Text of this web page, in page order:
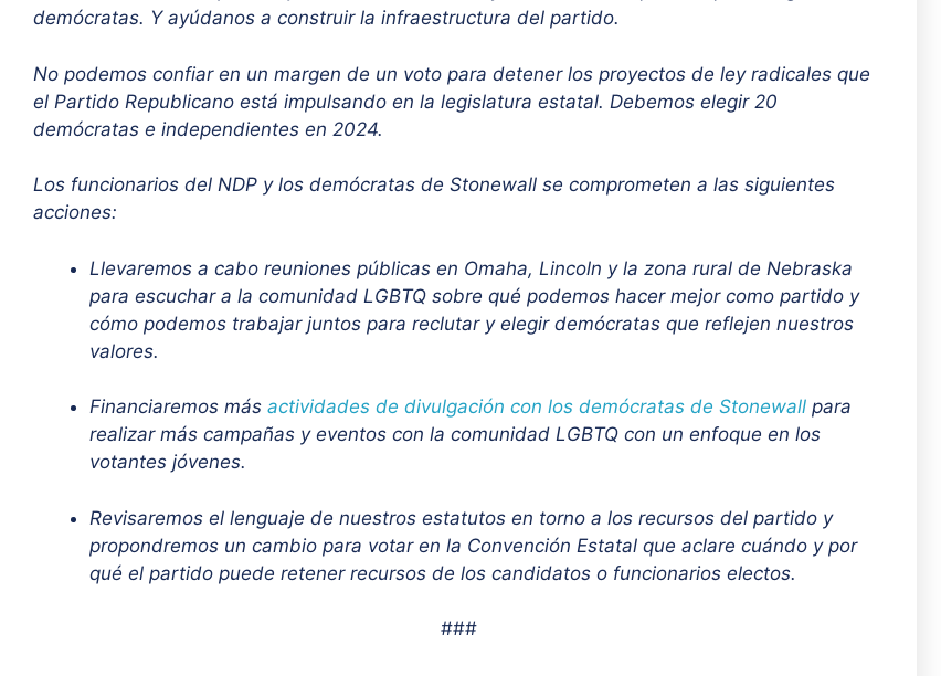
demócratas. Y ayúdanos a construir la infraestructura del partido.
No podemos confiar en un margen de un voto para detener los proyectos de ley radicales que
el Partido Republicano está impulsando en la legislatura estatal. Debemos elegir 20
demócratas e independientes en 2024.
Los funcionarios del NDP y los demócratas de Stonewall se comprometen a las siguientes
acciones:
Llevaremos a cabo reuniones públicas en Omaha, Lincoln y la zona rural de Nebraska
para escuchar a la comunidad LGBTQ sobre qué podemos hacer mejor como partido y
cómo podemos trabajar juntos para reclutar y elegir demócratas que reflejen nuestros
valores.
Financiaremos más actividades de divulgación con los demócratas de Stonewall para
realizar más campañas y eventos con la comunidad LGBTQ con un enfoque en los
votantes jóvenes.
Revisaremos el lenguaje de nuestros estatutos en torno a los recursos del partido y
propondremos un cambio para votar en la Convención Estatal que aclare cuándo y por
qué el partido puede retener recursos de los candidatos o funcionarios electos.
###